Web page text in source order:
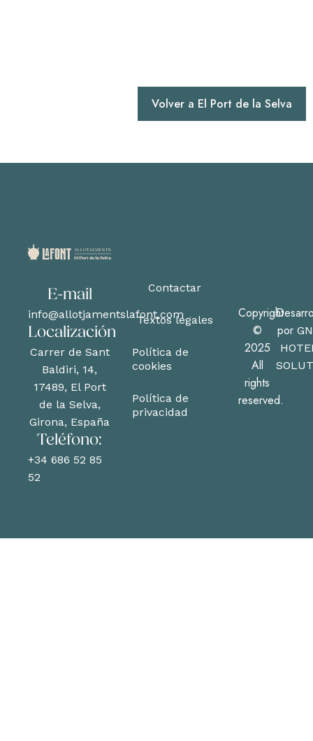
Volver a El Port de la Selva
E-mail
info@allotjamentslafont.com
Localización
Carrer de Sant
Baldiri, 14,
17489, El Port
de la Selva,
Girona, España
Teléfono:
+34 686 52 85
52
Contactar
Textos legales
Política de
cookies
Política de
privacidad
Copyright
©
2025
All
rights
reserved.
por